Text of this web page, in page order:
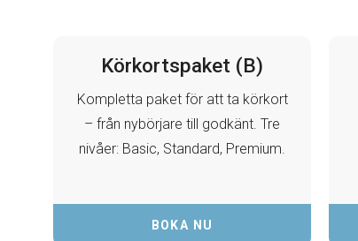
Körkortspaket (B)
Kompletta paket för att ta körkort
– från nybörjare till godkänt. Tre
nivåer: Basic, Standard, Premium.
BOKA NU